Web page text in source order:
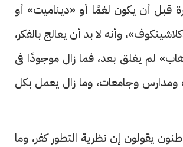
قبل أن يكون لغمًا أو «ديناميت» أو
وأنه لا بد أن يعالج بالفكر،
لم يغلق بعد، فما زال موجودًا فى
ومدارس وجامعات، وما زال يعمل بكل
يقولون إن نظرية التطور كفر، وما